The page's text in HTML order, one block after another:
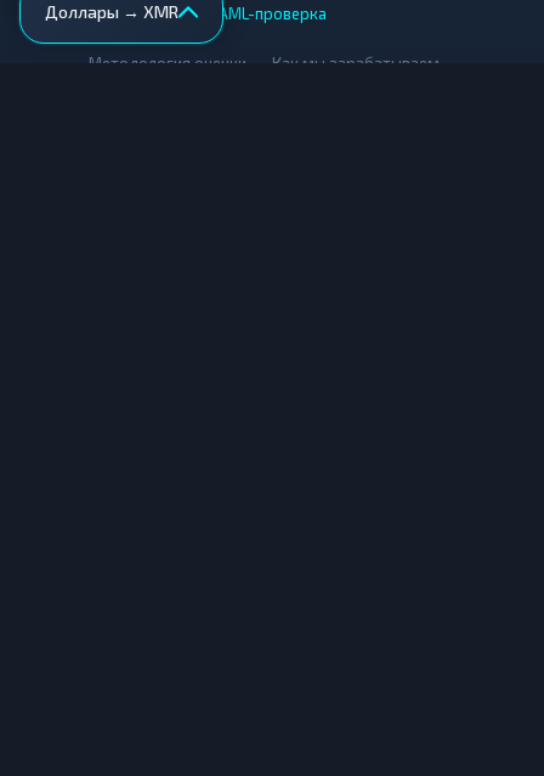
Доллары → XMR AML-проверка
Методология оценки Как мы зарабатываем